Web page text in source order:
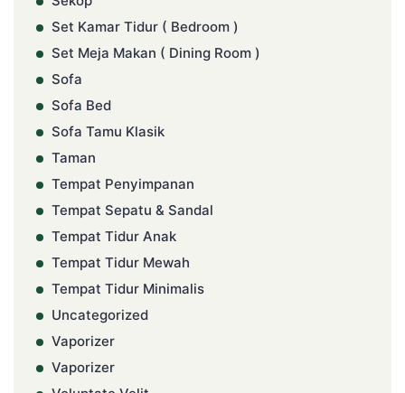
Set Kamar Tidur ( Bedroom )
Set Meja Makan ( Dining Room )
Sofa
Sofa Bed
Sofa Tamu Klasik
Taman
Tempat Penyimpanan
Tempat Sepatu & Sandal
Tempat Tidur Anak
Tempat Tidur Mewah
Tempat Tidur Minimalis
Uncategorized
Vaporizer
Vaporizer